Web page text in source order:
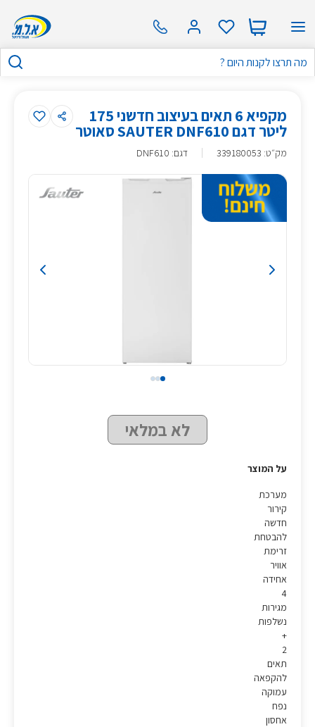
מקפיא 6 תאים בעיצוב חדשני 175
ליטר דגם SAUTER DNF610 סאוטר
מק״ט:
339180053 דגם: DNF610
לא במלאי
על המוצר
מערכת
קירור
חדשה
להבטחת
זרימת
אוויר
אחידה
4
מגירות
נשלפות
+
2
תאים
להקפאה
עמוקה
נפח
אחסון